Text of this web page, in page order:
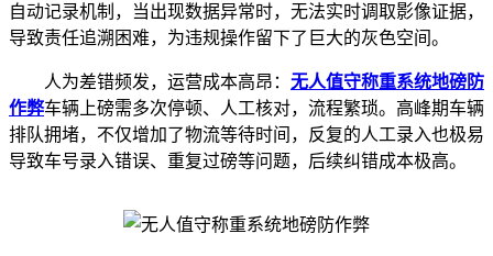
自动记录机制，当出现数据异常时，无法实时调取影像证据，
导致责任追溯困难，为违规操作留下了巨大的灰色空间。
人为差错频发，运营成本高昂： 无人值守称重系统地磅防
作弊车辆上磅需多次停顿、人工核对，流程繁琐。高峰期车辆
排队拥堵，不仅增加了物流等待时间，反复的人工录入也极易
导致车号录入错误、重复过磅等问题，后续纠错成本极高。